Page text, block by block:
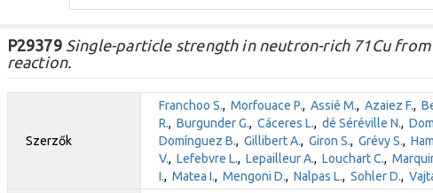
P29379Single-particle strength in neutron-rich 71Cu
reaction.
Szerzők
Franchoo S., Morfouace P., Assié M., Azaiez F.,
R., Burgunder G., Cáceres L., dé Séréville N.,
Domínguez B., Gillibert A., Giron S., Grévy S.,
V., Lefebvre L., Lepailleur A., Louchart C.,
I., Matea I., Mengoni D., Nalpas L., Sohler D.,